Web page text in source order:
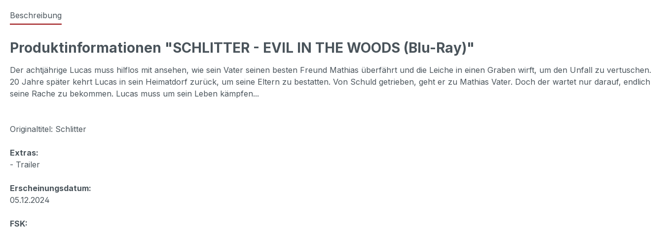
Beschreibung
Produktinformationen "SCHLITTER - EVIL IN THE WOODS (Blu-Ray)"
Der achtjährige Lucas muss hilflos mit ansehen, wie sein Vater seinen besten Freund Mathias überfährt und die Leiche in einen Graben wirft, um den Unfall zu vertuschen.
20 Jahre später kehrt Lucas in sein Heimatdorf zurück, um seine Eltern zu bestatten. Von Schuld getrieben, geht er zu Mathias Vater. Doch der wartet nur darauf, endlich
seine Rache zu bekommen. Lucas muss um sein Leben kämpfen...
Originaltitel: Schlitter
Extras:
- Trailer
Erscheinungsdatum:
05.12.2024
FSK: